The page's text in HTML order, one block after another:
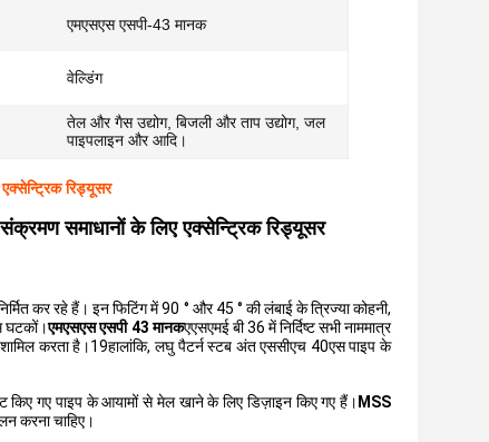
एमएसएस एसपी-43 मानक
वेल्डिंग
तेल और गैस उद्योग, बिजली और ताप उद्योग, जल
पाइपलाइन और आदि।
रिड्यूसर
समाधानों के लिए एक्सेन्ट्रिक रिड्यूसर
कर रहे हैं। इन फिटिंग में 90 ° और 45 ° की लंबाई के त्रिज्या कोहनी,
घटकों।एमएसएस एसपी 43 मानकएएसएमई बी 36 में निर्दिष्ट सभी नाममात्र
करता है।19हालांकि, लघु पैटर्न स्टब अंत एससीएच 40एस पाइप के
गए पाइप के आयामों से मेल खाने के लिए डिज़ाइन किए गए हैं। MSS
करना चाहिए।